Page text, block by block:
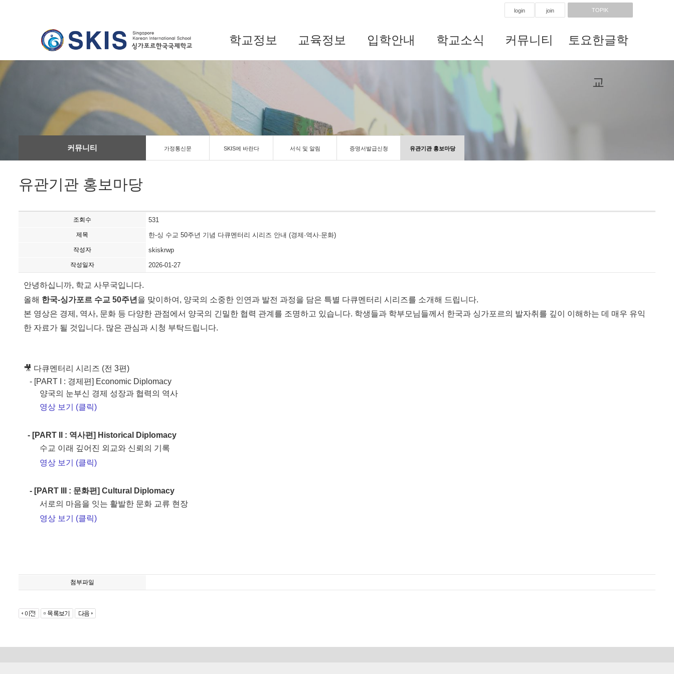
login join TOPIK
학교정보 교육정보 입학안내 학교소식 커뮤니티 토요한글학
교
커뮤니티 가정통신문 SKIS에 바란다 서식 및 알림 증명서발급신청 유관기관 홍보마당
유관기관 홍보마당
조회수 531
제목 한-싱 수교 50주년 기념 다큐멘터리 시리즈 안내 (경제·역사·문화)
작성자 skiskrwp
작성일자 2026-01-27
안녕하십니까, 학교 사무국입니다.
올해 한국-싱가포르 수교 50주년을 맞이하여, 양국의 소중한 인연과 발전 과정을 담은 특별 다큐멘터리 시리즈를 소개해 드립니다.
본 영상은 경제, 역사, 문화 등 다양한 관점에서 양국의 긴밀한 협력 관계를 조명하고 있습니다. 학생들과 학부모님들께서 한국과 싱가포르의 발자취를 깊이 이해하는 데 매우 유익
한 자료가 될 것입니다. 많은 관심과 시청 부탁드립니다.
🎥 다큐멘터리 시리즈 (전 3편)
- [PART I : 경제편] Economic Diplomacy
양국의 눈부신 경제 성장과 협력의 역사
영상 보기 (클릭)
- [PART II : 역사편] Historical Diplomacy
수교 이래 깊어진 외교와 신뢰의 기록
영상 보기 (클릭)
- [PART III : 문화편] Cultural Diplomacy
서로의 마음을 잇는 활발한 문화 교류 현장
영상 보기 (클릭)
첨부파일